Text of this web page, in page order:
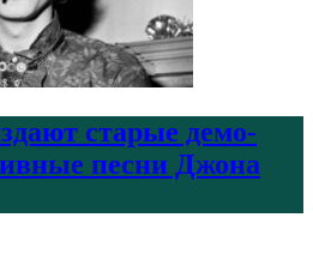
старые демо-
песни Джона